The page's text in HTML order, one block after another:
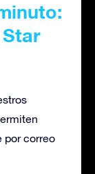
por correo